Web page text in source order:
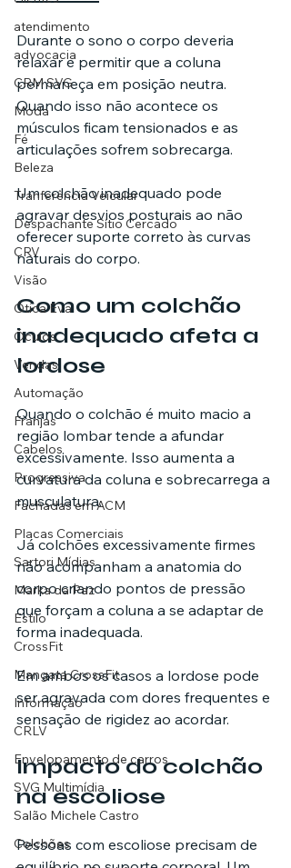
atendimento
advocacia
CRM SVG
Moda
Fé
Beleza
Tranferência Veicular
Despachante Sítio Cercado
CRV
Visão
Ótica Eva
Óculos
Vendas
Automação
Franjas
Cabelos
Progressiva
Fachadas em ACM
Placas Comerciais
Sartori Mídias
Marka da Paz
Estilo
CrossFit
Mangata CrossFit
Informação
CRLV
Envelopamento de carros
SVG Multimídia
Salão Michele Castro
Colchões
Durante o sono o corpo deveria
relaxar e permitir que a coluna
permaneça em posição neutra.
Quando isso não acontece os
músculos ficam tensionados e as
articulações sofrem sobrecarga.
Um colchão inadequado pode
agravar desvios posturais ao não
oferecer suporte correto às curvas
naturais do corpo.
Como um colchão
inadequado afeta a
lordose
Quando o colchão é muito macio a
região lombar tende a afundar
excessivamente. Isso aumenta a
curvatura da coluna e sobrecarrega a
musculatura.
Já colchões excessivamente firmes
não acompanham a anatomia do
corpo criando pontos de pressão
que forçam a coluna a se adaptar de
forma inadequada.
Em ambos os casos a lordose pode
ser agravada com dores frequentes e
sensação de rigidez ao acordar.
Impacto do colchão
na escoliose
Pessoas com escoliose precisam de